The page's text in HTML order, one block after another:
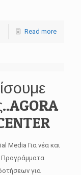
Read more
Για νέα και
Προγράμματα
για